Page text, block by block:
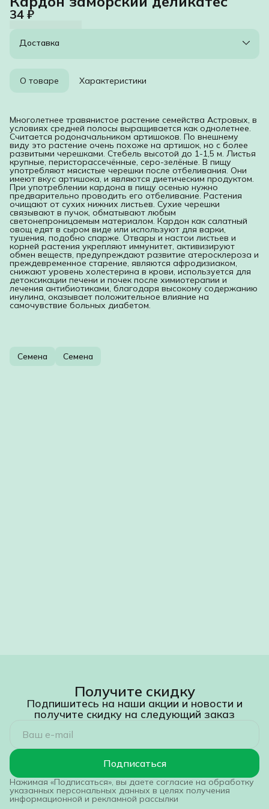
34 ₽
Доставка
О товаре Характеристики
Многолетнее травянистое растение семейства Астровых, в
условиях средней полосы выращивается как однолетнее.
Считается родоначальником артишоков. По внешнему
виду это растение очень похоже на артишок, но с более
развитыми черешками. Стебель высотой до 1-1,5 м. Листья
крупные, перисторассечённые, серо-зелёные. В пищу
употребляют мясистые черешки после отбеливания. Они
имеют вкус артишока, и являются диетическим продуктом.
При употреблении кардона в пищу осенью нужно
предварительно проводить его отбеливание. Растения
очищают от сухих нижних листьев. Сухие черешки
связывают в пучок, обматывают любым
светонепроницаемым материалом. Кардон как салатный
овощ едят в сыром виде или используют для варки,
тушения, подобно спарже. Отвары и настои листьев и
корней растения укрепляют иммунитет, активизируют
обмен веществ, предупреждают развитие атеросклероза и
преждевременное старение, являются афродизиаком,
снижают уровень холестерина в крови, используется для
детоксикации печени и почек после химиотерапии и
лечения антибиотиками, благодаря высокому содержанию
инулина, оказывает положительное влияние на
самочувствие больных диабетом.
Семена Семена
Получите скидку
Подпишитесь на наши акции и новости и
получите скидку на следующий заказ
Подписаться
Нажимая «Подписаться», вы даете согласие на обработку
указанных персональных данных в целях получения
информационной и рекламной рассылки